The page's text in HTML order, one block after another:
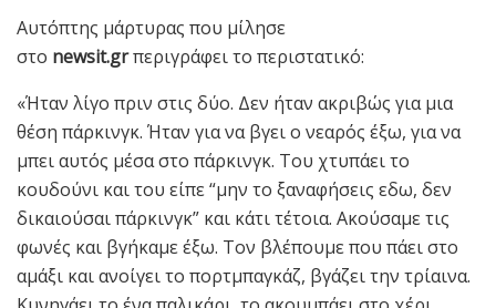
Αυτόπτης μάρτυρας που μίλησε
στο newsit.grπεριγράφει το περιστατικό:
«Ήταν λίγο πριν στις δύο. Δεν ήταν ακριβώς για μια
θέση πάρκινγκ. Ήταν για να βγει ο νεαρός έξω, για να
μπει αυτός μέσα στο πάρκινγκ. Του χτυπάει το
κουδούνι και του είπε “μην το ξαναφήσεις εδω, δεν
δικαιούσαι πάρκινγκ” και κάτι τέτοια. Ακούσαμε τις
φωνές και βγήκαμε έξω. Τον βλέπουμε που πάει στο
αμάξι και ανοίγει το πορτμπαγκάζ, βγάζει την τρίαινα.